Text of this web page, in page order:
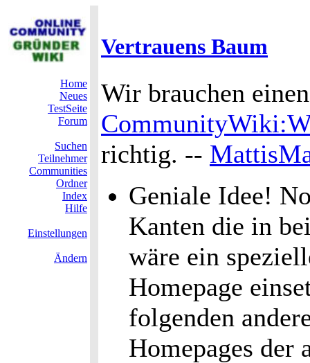
Vertrauens Baum
Home
Neues
TestSeite
Forum
Suchen
Teilnehmer
Communities
Ordner
Index
Hilfe
Einstellungen
Ändern
Wir brauchen
richtig. --
Geniale Idee!
Kanten die in
wäre ein
Homepage
folgenden
Homepages der